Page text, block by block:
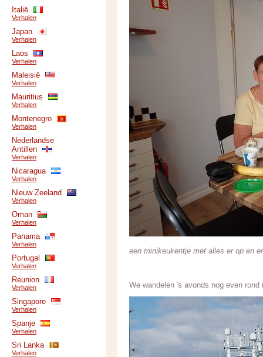
een minikeukentje met alles er op en
We wandelen 's avonds nog even
Italië
Verhalen
Japan
Verhalen
Laos
Verhalen
Maleisië
Verhalen
Mauritius
Verhalen
Montenegro
Verhalen
Nederlandse
Antillen
Verhalen
Nicaragua
Verhalen
Nieuw Zeeland
Verhalen
Oman
Verhalen
Panama
Verhalen
Portugal
Verhalen
Reunion
Verhalen
Singapore
Verhalen
Spanje
Verhalen
Sri Lanka
Verhalen